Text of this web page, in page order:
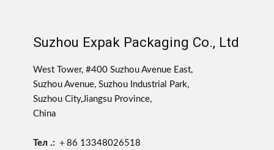
Suzhou Expak Packaging Co., Ltd
West Tower, #400 Suzhou Avenue East,
Suzhou Avenue, Suzhou Industrial Park,
Suzhou City,Jiangsu Province,
China
Тел .: ＋86 13348026518